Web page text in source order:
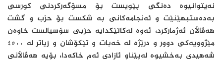
نەیتوانیوە دەنگی پێویست بۆ مسۆگەرکردنی کورسی
بەدەستبهێنێت و ئەنجامەکانی بە شکست بۆ حزب و گشت
هەڤاڵان ئەژمارکرد، ئەوە لەکاتێکدایە حزبی سۆسیالست خاوەن
مێژوویەکی دوور و درێژە لە خەبات و تێکۆشان و زیاتر لە ٤٥٠٠
شەهیدی بەخشیوە لەپێناو ئازادی ئەم خاکەدا، بۆیە هەڤاڵانی